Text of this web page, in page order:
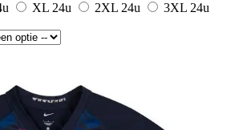
XL 24u 2XL 24u 3XL 24u